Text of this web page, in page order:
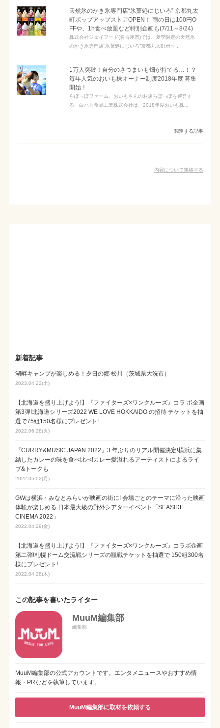
天然氷のかき氷専門店“氷菓処にじいろ” 京都丸太
町ポップアップストアOPEN！ 雨の日は100円O
FFや、1h食べ放題など特別企画も(7/11～8/24)
株式会社ジェイフード(名古屋市)では、夏季限定の天然氷
のかき氷専門店“氷菓処にじいろ”京都丸太町ポッ...
1万人突破！自分のさつまいも畑が持てる…！？
毎年人気のおいも株オーナー制度2018年度 募集
開始！
らぽっぽファーム、おいもさんのお店らぽっぽを運営す
る、白ハト食品工業株式会社は、2018年度おいも株...
関連する記事
内容について連絡する
新着記事
湖畔キャンプが楽しめる！夕日の郷 松川（茨城県大洗市）
2023.04.22(土)
【北海道を盛り上げよう!】『ファイターズ×ワンクルーズ』コラ ボ企画
第3弾!北海道シリーズ2022 WE LOVE HOKKAIDO の招待 チケットを抽
選で75組150名様にプレゼント!
2022.06.28(火)
『CURRY&MUSIC JAPAN 2022』3 年ぶりのリアル開催決定!横浜に集
結したカレーの味を食べ比べ!カレー愛溢れるアーティストによるライ
ブ&トークも
2022.05.02(月)
GWは横浜・みなとみらいが映画の街に! 会場ごとのテーマに沿った映画
体験が楽しめる 日本最大級の野外シアターイベント「SEASIDE
CINEMA 2022」
2022.04.29(金)
【北海道を盛り上げよう!】『ファイターズ×ワンクルーズ』コラボ企画
第二弾!札幌ドーム交流戦シリーズの観戦チケットを抽選で 150組300名
様にプレゼント!
2022.04.28(木)
この記事を書いたライター
MuuM編集部
編集部
MuuM編集部の公式アカウントです。エンタメニュースやおすすめ情
報・PRなどを執筆しています。
MuuM編集部に取材を依頼する